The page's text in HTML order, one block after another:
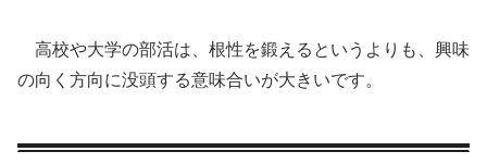
高校や大学の部活は、根性を鍛えるというよりも、興味
の向く方向に没頭する意味合いが大きいです。